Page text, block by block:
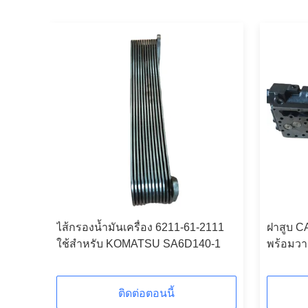
ไส้กรองน้ำมันเครื่อง 6211-61-2111
ใช้สำหรับ KOMATSU SA6D140-1
ติดต่อตอนนี้
ฝาสูบ
พร้อมว